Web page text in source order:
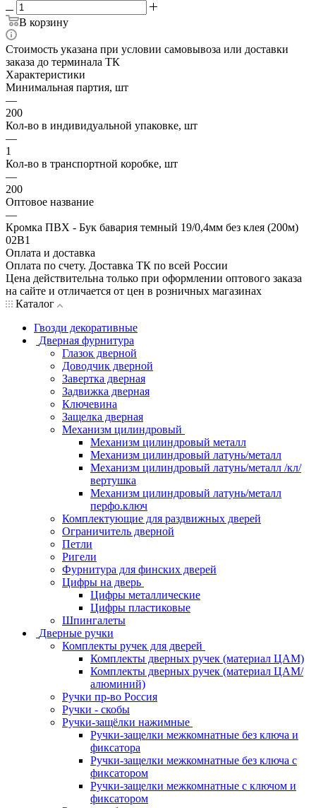
В корзину
Стоимость указана при условии самовывоза или доставки
заказа до терминала ТК
Характеристики
Минимальная партия, шт
—
200
Кол-во в индивидуальной упаковке, шт
—
1
Кол-во в транспортной коробке, шт
—
200
Оптовое название
—
Кромка ПВХ - Бук бавария темный 19/0,4мм без клея (200м)
02В1
Оплата и доставка
Оплата по счету. Доставка ТК по всей России
Цена действительна только при оформлении оптового заказа
на сайте и отличается от цен в розничных магазинах
Каталог
Гвозди декоративные
Дверная фурнитура
Глазок дверной
Доводчик дверной
Завертка дверная
Задвижка дверная
Ключевина
Защелка дверная
Механизм цилиндровый
Механизм цилиндровый металл
Механизм цилиндровый латунь/металл
Механизм цилиндровый латунь/металл /кл/
вертушка
Механизм цилиндровый латунь/металл
перфо.ключ
Комплектующие для раздвижных дверей
Ограничитель дверной
Петли
Ригели
Фурнитура для финских дверей
Цифры на дверь
Цифры металлические
Цифры пластиковые
Шпингалеты
Дверные ручки
Комплекты ручек для дверей
Комплекты дверных ручек (материал ЦАМ)
Комплекты дверных ручек (материал ЦАМ/
алюминий)
Ручки пр-во Россия
Ручки - скобы
Ручки-защёлки нажимные
Ручки-защелки межкомнатные без ключа и
фиксатора
Ручки-защелки межкомнатные без ключа с
фиксатором
Ручки-защелки межкомнатные с ключом и
фиксатором